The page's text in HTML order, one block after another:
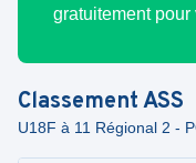
gratuitement pour
ClassementASS
U18F à 11 Régional 2 -